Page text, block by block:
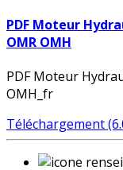
PDF Moteur
OMR OMH
PDF Moteur
OMH_fr
Téléchargement